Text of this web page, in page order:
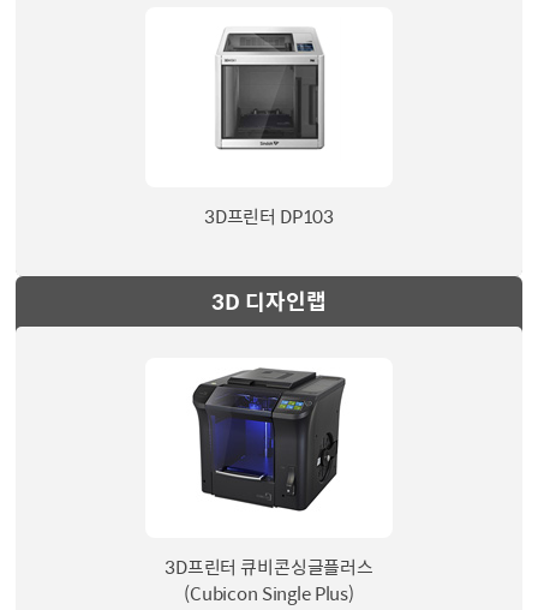
3D프린터 DP103
3D 디자인랩
3D프린터 큐비콘싱글플러스
(Cubicon Single Plus)